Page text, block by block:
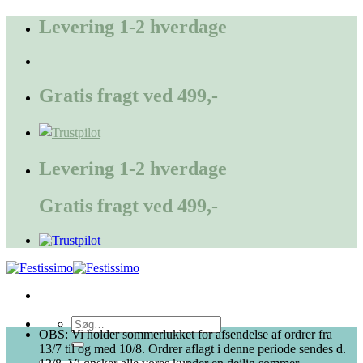
FortsætLevering 1-2 hverdage
Gratis fragt ved 499,-
Levering 1-2 hverdage
Gratis fragt ved 499,-
Søg
efter:
OBS: Vi holder sommerlukket for afsendelse af ordrer fra
13/7 til og med 10/8. Ordrer aflagt i denne periode sendes d.